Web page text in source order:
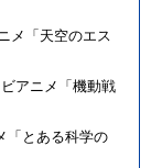
メ「天空のエス
アニメ「機動戦
「とある科学の